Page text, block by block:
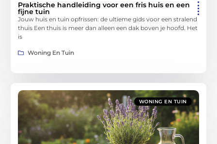
Praktische handleiding voor een fris huis en een
fijne tuin
Jouw huis en tuin opfrissen: de ultieme gids voor een stralend
thuis Een thuis is meer dan alleen een dak boven je hoofd. Het
is
Woning En Tuin
WONING EN TUIN